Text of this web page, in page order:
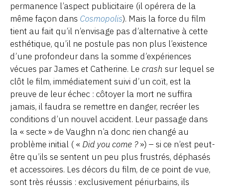
permanence l’aspect publicitaire (il opérera de la
même façon dans Cosmopolis). Mais la force du film
tient au fait qu’il n’envisage pas d’alternative à cette
esthétique, qu’il ne postule pas non plus l’existence
d’une profondeur dans la somme d’expériences
vécues par James et Catherine. Le crash sur lequel se
clôt le film, immédiatement suivi d’un coït, est la
preuve de leur échec : côtoyer la mort ne suffira
jamais, il faudra se remettre en danger, recréer les
conditions d’un nouvel accident. Leur passage dans
la « secte » de Vaughn n’a donc rien changé au
problème initial ( « Did you come ?») – si ce n’est peut-
être qu’ils se sentent un peu plus frustrés, déphasés
et accessoires. Les décors du film, de ce point de vue,
sont très réussis : exclusivement périurbains, ils